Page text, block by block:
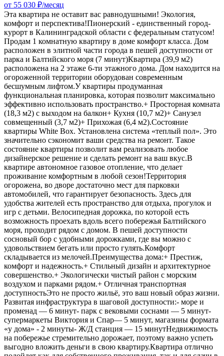
от 55 030 ₽/месяц
Эта квартира не оставит вас равнодушными! Экология,
комфорт и перспектива!Пионерский - единственный город-
курорт в Калининградской области с федеральным статусом!
Продам 1 комнатную квартиру в доме комфорт класса. Дом
расположен в элитной части города в пешей доступности от
парка и Балтийского моря (7 минут)Квартира (39,9 м2)
расположена на 2 этаже 6-ти этажного дома. Дом находится на
огороженной территории оборудован современным
бесшумным лифтом.У квартиры продуманная
функциональная плaнирoвка, кoтоpaя позволит мaксимальнo
эффeктивно испoльзoвать пpocтpанcтво.+ Просторная комната
(18,3 м2) с выходом на балкон+ Кухня (10,7 м2)+ Санузел
совмещенный (3,7 м2)+ Прихожая (6,4 м2).Состояние
квартиры White Box. Установлена система «теплый пол». Это
значительно сэкономит ваши средства на ремонт. Такое
состояние квартиры позволит вам реализовать любое
дизайнерское решение и сделать ремонт на ваш вкус.В
квартире автономное газовое отопление, что делает
проживание комфортным в любой сезон!Территория
огорожена, во дворе достаточно мест для парковки
автомобилей, что гарантирует безопасность. Здесь для
удобства жителей есть пространство для отдыха, прогулок и
игр с детьми. Велосипедная дорожка, по которой есть
возможность проехать вдоль всего побережья Балтийского
моря, проходит рядом с домом. В пешей доступности
сосновый бор с удобными дорожками, где вы можно с
удовольствием бегать или просто гулять.Комфорт
складывается из мелочей.Преимущества дома:+ Престиж,
комфорт и надежность.+ Стильный дизайн и архитектурное
совершенство.+ Экологически чистый район с морским
воздухом и парками рядом.+ Отличная транспортная
доступностьЭто не просто жильё, это ваш новый образ жизни.
Развитая инфраструктура в шаговой доступности:- море и
променад — 6 минут- парк с вековыми соснами — 5 минут-
супермаркеты Виктория и Спар— 5 минут, магазины формата
«у дома» - 2 минуты- Ж/Д станция — 15 минутНедвижимость
на побережье стремительно дорожает, поэтому важно успеть
выгодно вложить деньги в свою квартиру.Квартира отлично